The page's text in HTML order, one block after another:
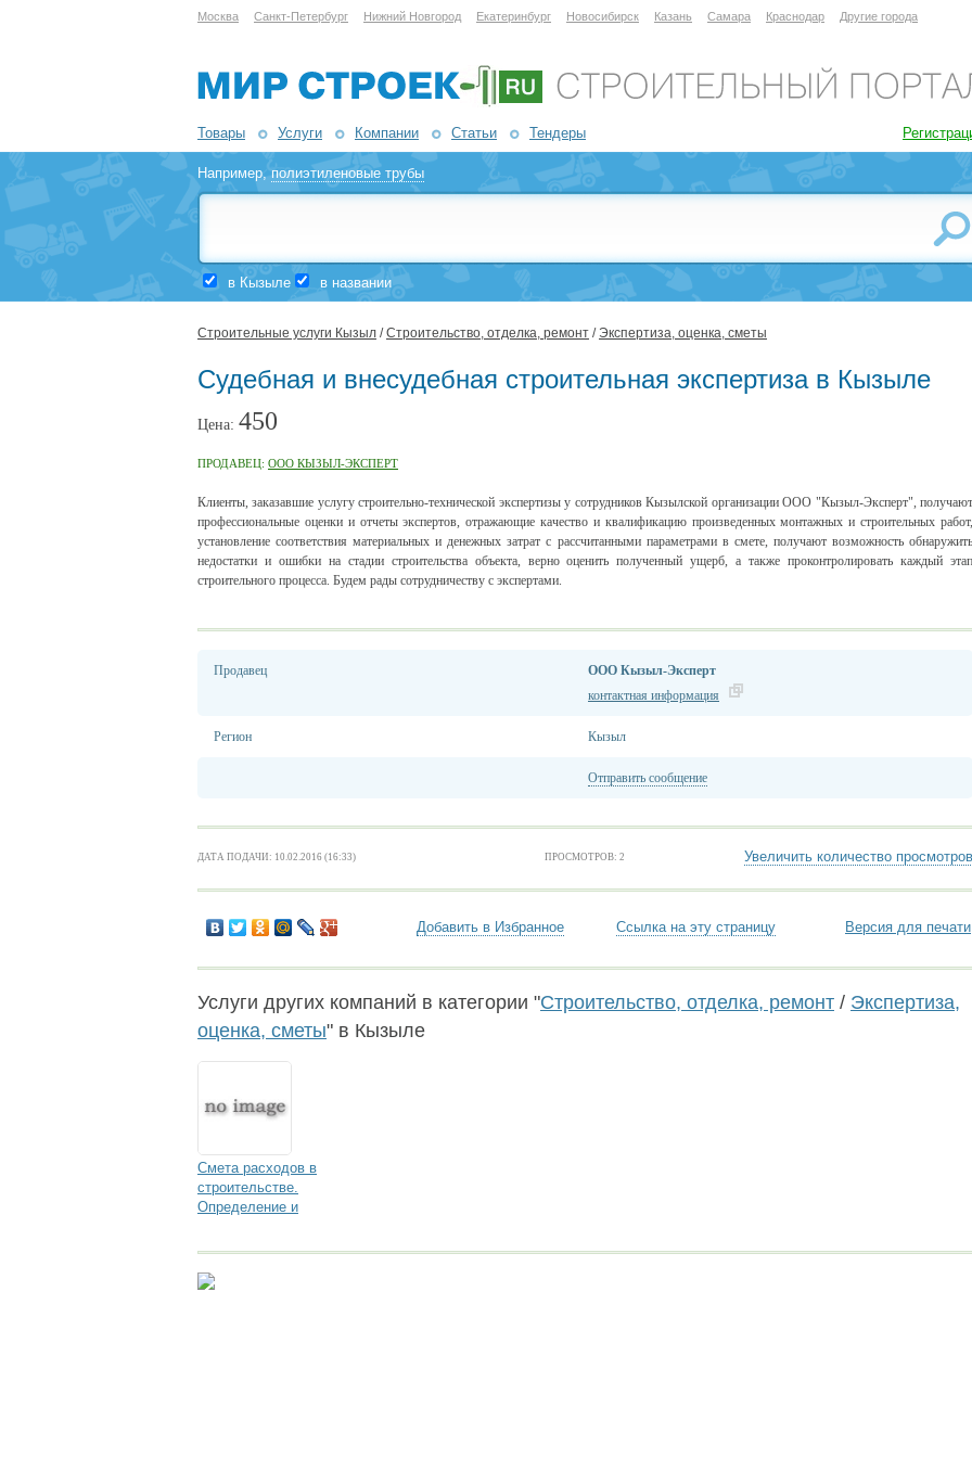
Москва Санкт-Петербург Нижний Новгород Екатеринбург Новосибирск Казань Самара Краснодар Другие города
Товары Услуги Компании Статьи Тендеры
Например,полиэтиленовые трубы
в Кызыле в названии
Строительные услуги Кызыл /Строительство, отделка, ремонт / Экспертиза, оценка, сметы
Судебная и внесудебная строительная экспертиза в Кызыле
Цена: 450
ПРОДАВЕЦ: ООО КЫЗЫЛ-ЭКСПЕРТ
Клиенты, заказавшие услугу строительно-технической экспертизы у сотрудников Кызылской организации ООО "Кызыл-Эксперт", получают
профессиональные оценки и отчеты экспертов, отражающие качество и квалификацию произведенных монтажных и строительных работ,
установление соответствия материальных и денежных затрат с рассчитанными параметрами в смете, получают возможность обнаружить
недостатки и ошибки на стадии строительства объекта, верно оценить полученный ущерб, а также проконтролировать каждый этап
строительного процесса. Будем рады сотрудничеству с экспертами.
Продавец
ООО Кызыл-Эксперт
контактная информация
Регион Кызыл
Отправить сообщение
ДАТА ПОДАЧИ: 10.02.2016 (16:33) ПРОСМОТРОВ: 2 Увеличить количество просмотров
Добавить в Избранное Ссылка на эту страницу Версия для печати
Услуги других компаний в категории "Строительство, отделка, ремонт / Экспертиза,
оценка, сметы" в Кызыле
Смета расходов в
строительстве.
Определение и